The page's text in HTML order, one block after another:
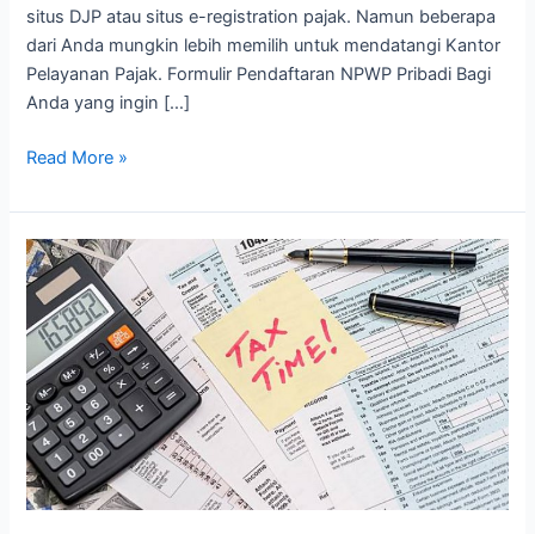
situs DJP atau situs e-registration pajak. Namun beberapa
dari Anda mungkin lebih memilih untuk mendatangi Kantor
Pelayanan Pajak. Formulir Pendaftaran NPWP Pribadi Bagi
Anda yang ingin […]
Read More »
Soal
Pengumpulan
Data
Lapangan
oleh
Pihak
Eksternal,
Ini
Kata
DJP